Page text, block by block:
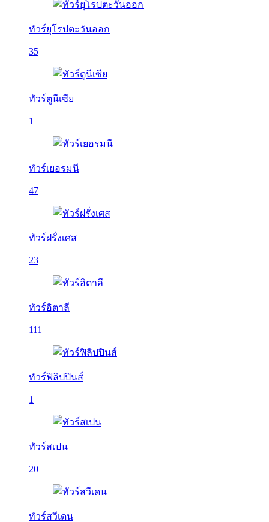
ทัวร์ยุโรปตะวันออก
35
ทัวร์ตูนีเซีย
1
ทัวร์เยอรมนี
47
ทัวร์ฝรั่งเศส
23
ทัวร์อิตาลี
111
ทัวร์ฟิลิปปินส์
1
ทัวร์สเปน
20
ทัวร์สวีเดน